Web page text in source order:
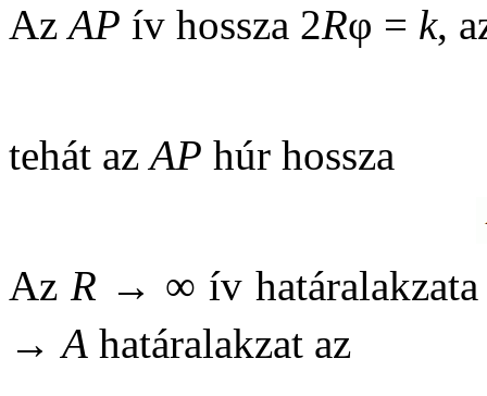
AzAP ív hossza 2Rφ = k,
tehát azAP húr hossza
AzR → ∞ ív
→A határalakzat az